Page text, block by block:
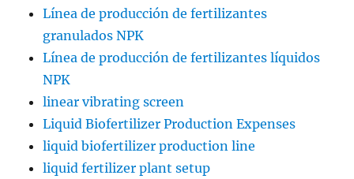
Línea de producción de fertilizantes
granulados NPK
Línea de producción de fertilizantes líquidos
NPK
linear vibrating screen
Liquid Biofertilizer Production Expenses
liquid biofertilizer production line
liquid fertilizer plant setup